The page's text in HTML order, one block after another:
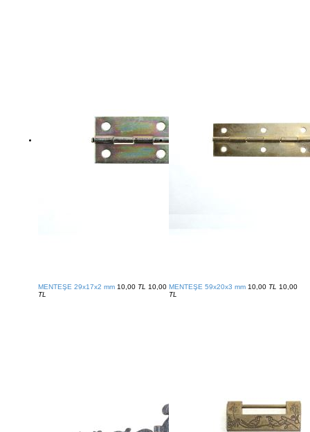
MENTEŞE 29x17x2 mm 10,00 TL
10,00
TL
MENTEŞE 59x20x3 mm 10,00 TL
10,00
TL